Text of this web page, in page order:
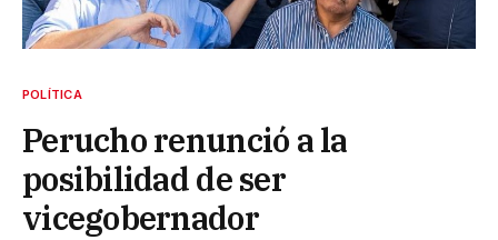
POLÍTICA
Perucho renunció a la
posibilidad de ser
vicegobernador